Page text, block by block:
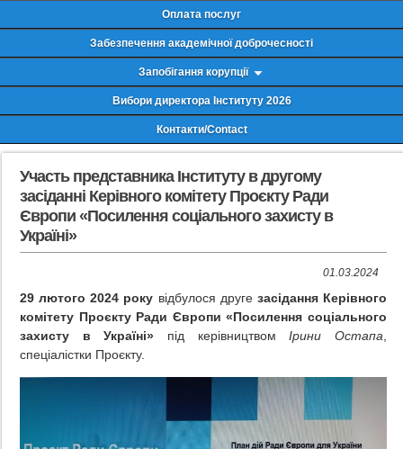
Оплата послуг
Забезпечення академічної доброчесності
Запобігання корупції
Вибори директора Інституту 2026
Контакти/Contact
Участь представника Інституту в другому
засіданні Керівного комітету Проєкту Ради
Європи «Посилення соціального захисту в
Україні»
01.03.2024
29 лютого 2024 року відбулося друге засідання Керівного
комітету Проєкту Ради Європи «Посилення соціального
захисту в Україні» під керівництвомІрини Остапа
спеціалістки Проєкту.